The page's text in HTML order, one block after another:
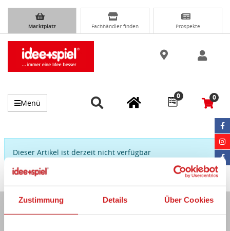
Zustimmung Details Über Cookies
Marktplatz Fachhändler finden Prospekte
Menü
0 0
Dieser Artikel ist derzeit nicht verfügbar
Immer auf dem Laufenden...